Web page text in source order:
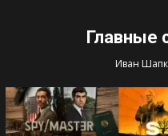
Главные
Иван